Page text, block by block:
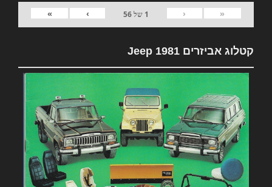
«
‹
1 של56
›
»
קטלוג אביזרים 1981 Jeep